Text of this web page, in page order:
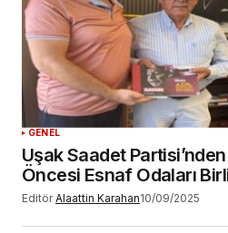
GENEL
Uşak Saadet
Öncesi Esnaf Odaları
Editör Alaattin Karahan10/09/2025